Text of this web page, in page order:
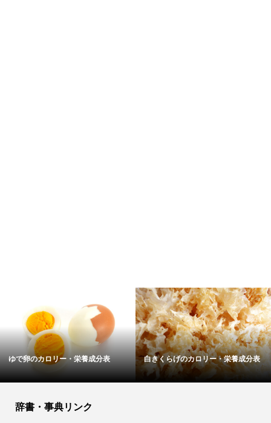
ゆで卵のカロリー・栄養成分表 白きくらげのカロリー・栄養成分表
辞書・事典リンク